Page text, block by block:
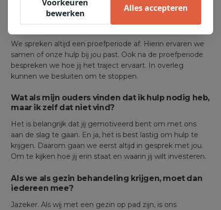
Ik ben bij jullie een traject gestart, maar ik wil
niet meer verder. Wat nu?
We spreken altijd een proefperiode af. Hierin ervaren we
samen of onze hulp bij jou past. Ook na de proefperiode
bespreken we hoe jij het traject ervaart. In overleg
kunnen we besluiten om te stoppen.
Wat als mijn ouders vinden dat ik hulp nodig heb,
maar ik zelf dat niet vind?
Het is belangrijk dat jij gemotiveerd bent om met ons
aan de slag te gaan. En ja, het is best lastig om hulp te
krijgen. Daarom gaan we eerst altijd in gesprek met jou.
Om te kijken hoe jij erin staat en waarin jij wilt investeren.
Als we als gezin behandeling krijgen, moet dan
iedereen mee?
Jazeker. Als wij met een gezin op pad zijn, is ons
Voorkeuren
bewerken
Alles accepteren